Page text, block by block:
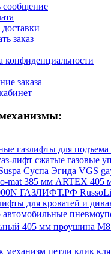
сообщение
заказ
конфиденциальности
заказа
405 мм проушина М8